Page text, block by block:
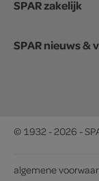
SPAR zakelijk
SPAR nieuws &
© 1932 - 2026 -
algemene